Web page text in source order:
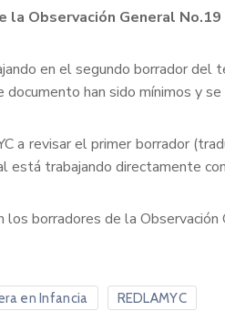
Observación General
en el segundo borrador del
han sido mínimos y
a revisar el primer borrador
está trabajando directamente
borradores de la Observación
en Infancia REDLAMYC